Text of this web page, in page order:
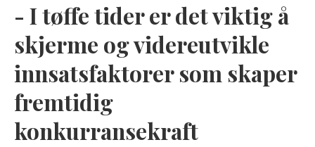
- I tøffe tider er det viktig å
skjerme og videreutvikle
innsatsfaktorer som skaper
fremtidig
konkurransekraft